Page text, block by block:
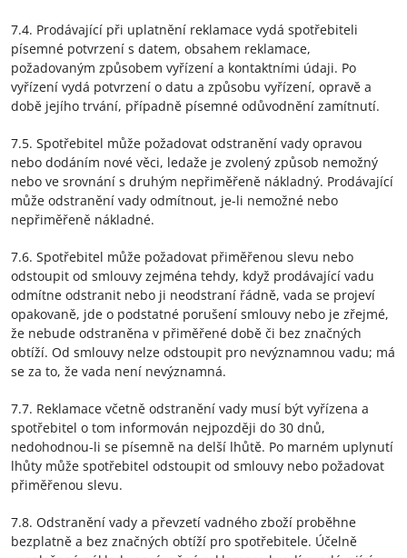
7.4. Prodávající při uplatnění reklamace vydá spotřebiteli
písemné potvrzení s datem, obsahem reklamace,
požadovaným způsobem vyřízení a kontaktními údaji. Po
vyřízení vydá potvrzení o datu a způsobu vyřízení, opravě a
době jejího trvání, případně písemné odůvodnění zamítnutí.
7.5. Spotřebitel může požadovat odstranění vady opravou
nebo dodáním nové věci, ledaže je zvolený způsob nemožný
nebo ve srovnání s druhým nepřiměřeně nákladný. Prodávající
může odstranění vady odmítnout, je-li nemožné nebo
nepřiměřeně nákladné.
7.6. Spotřebitel může požadovat přiměřenou slevu nebo
odstoupit od smlouvy zejména tehdy, když prodávající vadu
odmítne odstranit nebo ji neodstraní řádně, vada se projeví
opakovaně, jde o podstatné porušení smlouvy nebo je zřejmé,
že nebude odstraněna v přiměřené době či bez značných
obtíží. Od smlouvy nelze odstoupit pro nevýznamnou vadu; má
se za to, že vada není nevýznamná.
7.7. Reklamace včetně odstranění vady musí být vyřízena a
spotřebitel o tom informován nejpozději do 30 dnů,
nedohodnou-li se písemně na delší lhůtě. Po marném uplynutí
lhůty může spotřebitel odstoupit od smlouvy nebo požadovat
přiměřenou slevu.
7.8. Odstranění vady a převzetí vadného zboží proběhne
bezplatně a bez značných obtíží pro spotřebitele. Účelně